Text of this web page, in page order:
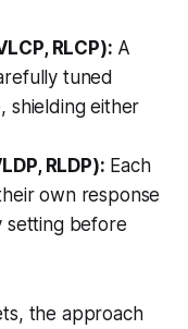
RLCP): A
tuned
shielding either
RLDP): Each
own response
setting before
the approach